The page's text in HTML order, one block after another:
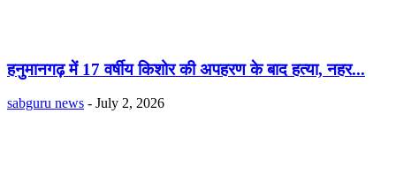
हनुमानगढ़ में 17 वर्षीय किशोर की अपहरण के बाद हत्या, नहर...
sabguru news - July 2, 2026